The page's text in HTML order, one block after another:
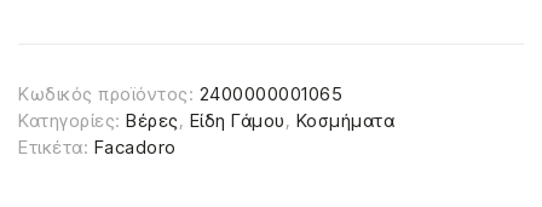
Κωδικός προϊόντος: 2400000001065
Κατηγορίες: Βέρες, Είδη Γάμου, Κοσμήματα
Ετικέτα: Facadoro